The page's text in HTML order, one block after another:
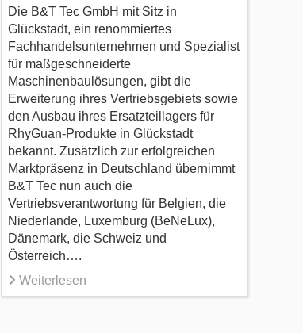
Die B&T Tec GmbH mit Sitz in
Glückstadt, ein renommiertes
Fachhandelsunternehmen und Spezialist
für maßgeschneiderte
Maschinenbaulösungen, gibt die
Erweiterung ihres Vertriebsgebiets sowie
den Ausbau ihres Ersatzteillagers für
RhyGuan-Produkte in Glückstadt
bekannt. Zusätzlich zur erfolgreichen
Marktpräsenz in Deutschland übernimmt
B&T Tec nun auch die
Vertriebsverantwortung für Belgien, die
Niederlande, Luxemburg (BeNeLux),
Dänemark, die Schweiz und
Österreich….
Weiterlesen